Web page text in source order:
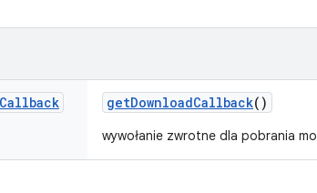
Callback getDownloadCallback()
wywołanie zwrotne dla pobrania